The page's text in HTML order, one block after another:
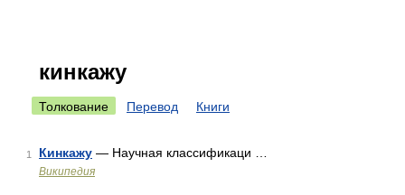
кинкажу
Толкование Перевод Книги
1 Кинкажу — Научная классификаци …
Википедия